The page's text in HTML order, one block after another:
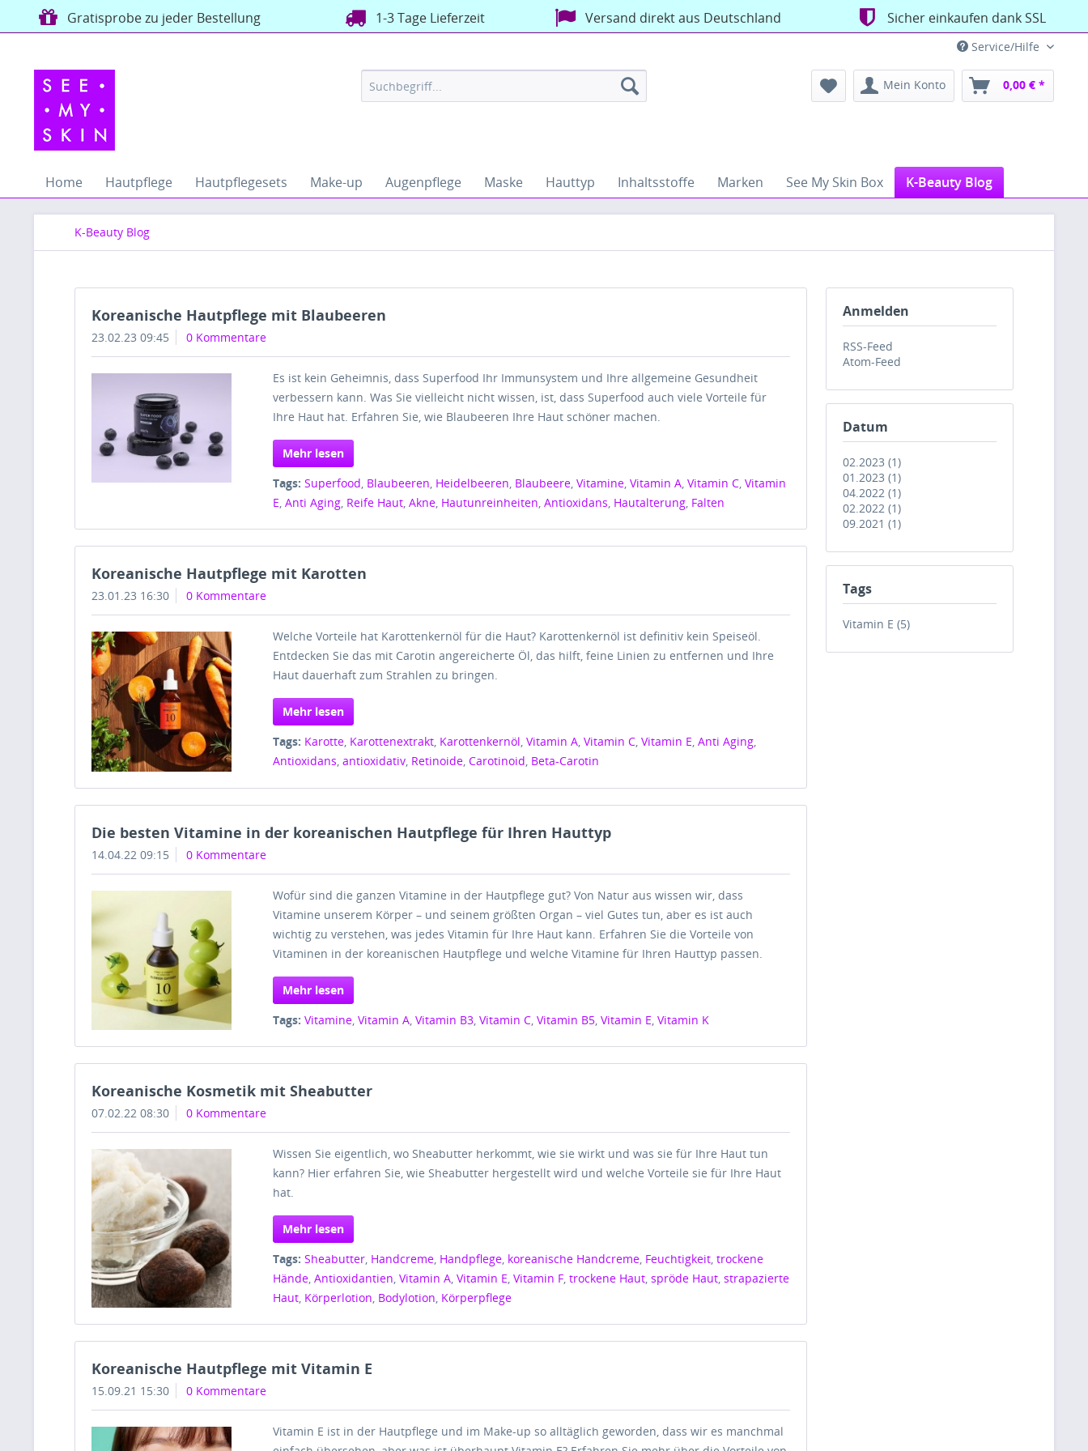
Gratisprobe zu jeder Bestellung 1-3 Tage Lieferzeit Versand direkt aus Deutschland Sicher einkaufen dank SSL
Service/Hilfe
Mein Konto 0,00 € *
Home Hautpflege Hautpflegesets Make-up Augenpflege Maske Hauttyp Inhaltsstoffe Marken See My Skin Box K-Beauty Blog
K-Beauty Blog
Anmelden
RSS-Feed
Atom-Feed
Datum
02.2023 (1)
01.2023 (1)
04.2022 (1)
02.2022 (1)
09.2021 (1)
Tags
Vitamin E (5)
Koreanische Hautpflege mit Blaubeeren
23.02.23 09:45 0 Kommentare
Es ist kein Geheimnis, dass Superfood Ihr Immunsystem und Ihre allgemeine Gesundheit
verbessern kann. Was Sie vielleicht nicht wissen, ist, dass Superfood auch viele Vorteile für
Ihre Haut hat. Erfahren Sie, wie Blaubeeren Ihre Haut schöner machen.
Mehr lesen
Tags: Superfood, Blaubeeren, Heidelbeeren, Blaubeere,Vitamine,Vitamin A,Vitamin C,Vitamin
E,Anti Aging, Reife Haut,Akne, Hautunreinheiten,Antioxidans, Hautalterung, Falten
Koreanische Hautpflege mit Karotten
23.01.23 16:30 0 Kommentare
Welche Vorteile hat Karottenkernöl für die Haut? Karottenkernöl ist definitiv kein Speiseöl.
Entdecken Sie das mit Carotin angereicherte Öl, das hilft, feine Linien zu entfernen und Ihre
Haut dauerhaft zum Strahlen zu bringen.
Mehr lesen
Tags: Karotte, Karottenextrakt, Karottenkernöl,Vitamin A,Vitamin C,Vitamin E,Anti Aging,
Antioxidans,antioxidativ, Retinoide,Carotinoid, Beta-Carotin
Die besten Vitamine in der koreanischen Hautpflege für Ihren Hauttyp
14.04.22 09:15 0 Kommentare
Wofür sind die ganzen Vitamine in der Hautpflege gut? Von Natur aus wissen wir, dass
Vitamine unserem Körper – und seinem größten Organ – viel Gutes tun, aber es ist auch
wichtig zu verstehen, was jedes Vitamin für Ihre Haut kann. Erfahren Sie die Vorteile von
Vitaminen in der koreanischen Hautpflege und welche Vitamine für Ihren Hauttyp passen.
Mehr lesen
Tags: Vitamine ,Vitamin A ,Vitamin B3 ,Vitamin C ,Vitamin B5 ,Vitamin E ,Vitamin K
Koreanische Kosmetik mit Sheabutter
07.02.22 08:30 0 Kommentare
Wissen Sie eigentlich, wo Sheabutter herkommt, wie sie wirkt und was sie für Ihre Haut tun
kann? Hier erfahren Sie, wie Sheabutter hergestellt wird und welche Vorteile sie für Ihre Haut
hat.
Mehr lesen
Tags: Sheabutter, Handcreme, Handpflege, koreanische Handcreme, Feuchtigkeit,trockene
Hände,Antioxidantien,Vitamin A,Vitamin E,Vitamin F,trockene Haut,spröde Haut,strapazierte
Haut, Körperlotion, Bodylotion, Körperpflege
Koreanische Hautpflege mit Vitamin E
15.09.21 15:30 0 Kommentare
Vitamin E ist in der Hautpflege und im Make-up so alltäglich geworden, dass wir es manchmal